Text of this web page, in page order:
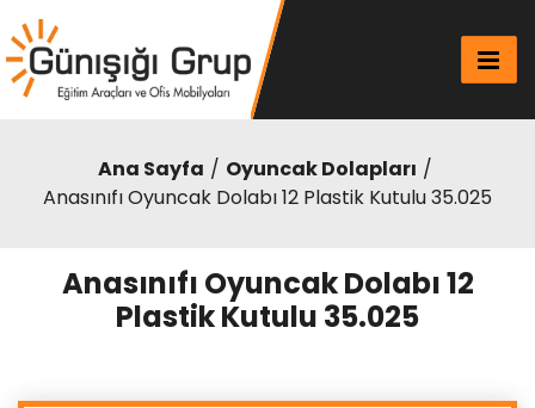
Ana Sayfa
Oyuncak Dolapları
Anasınıfı Oyuncak Dolabı 12 Plastik Kutulu 35.025
Anasınıfı Oyuncak Dolabı 12
Plastik Kutulu 35.025